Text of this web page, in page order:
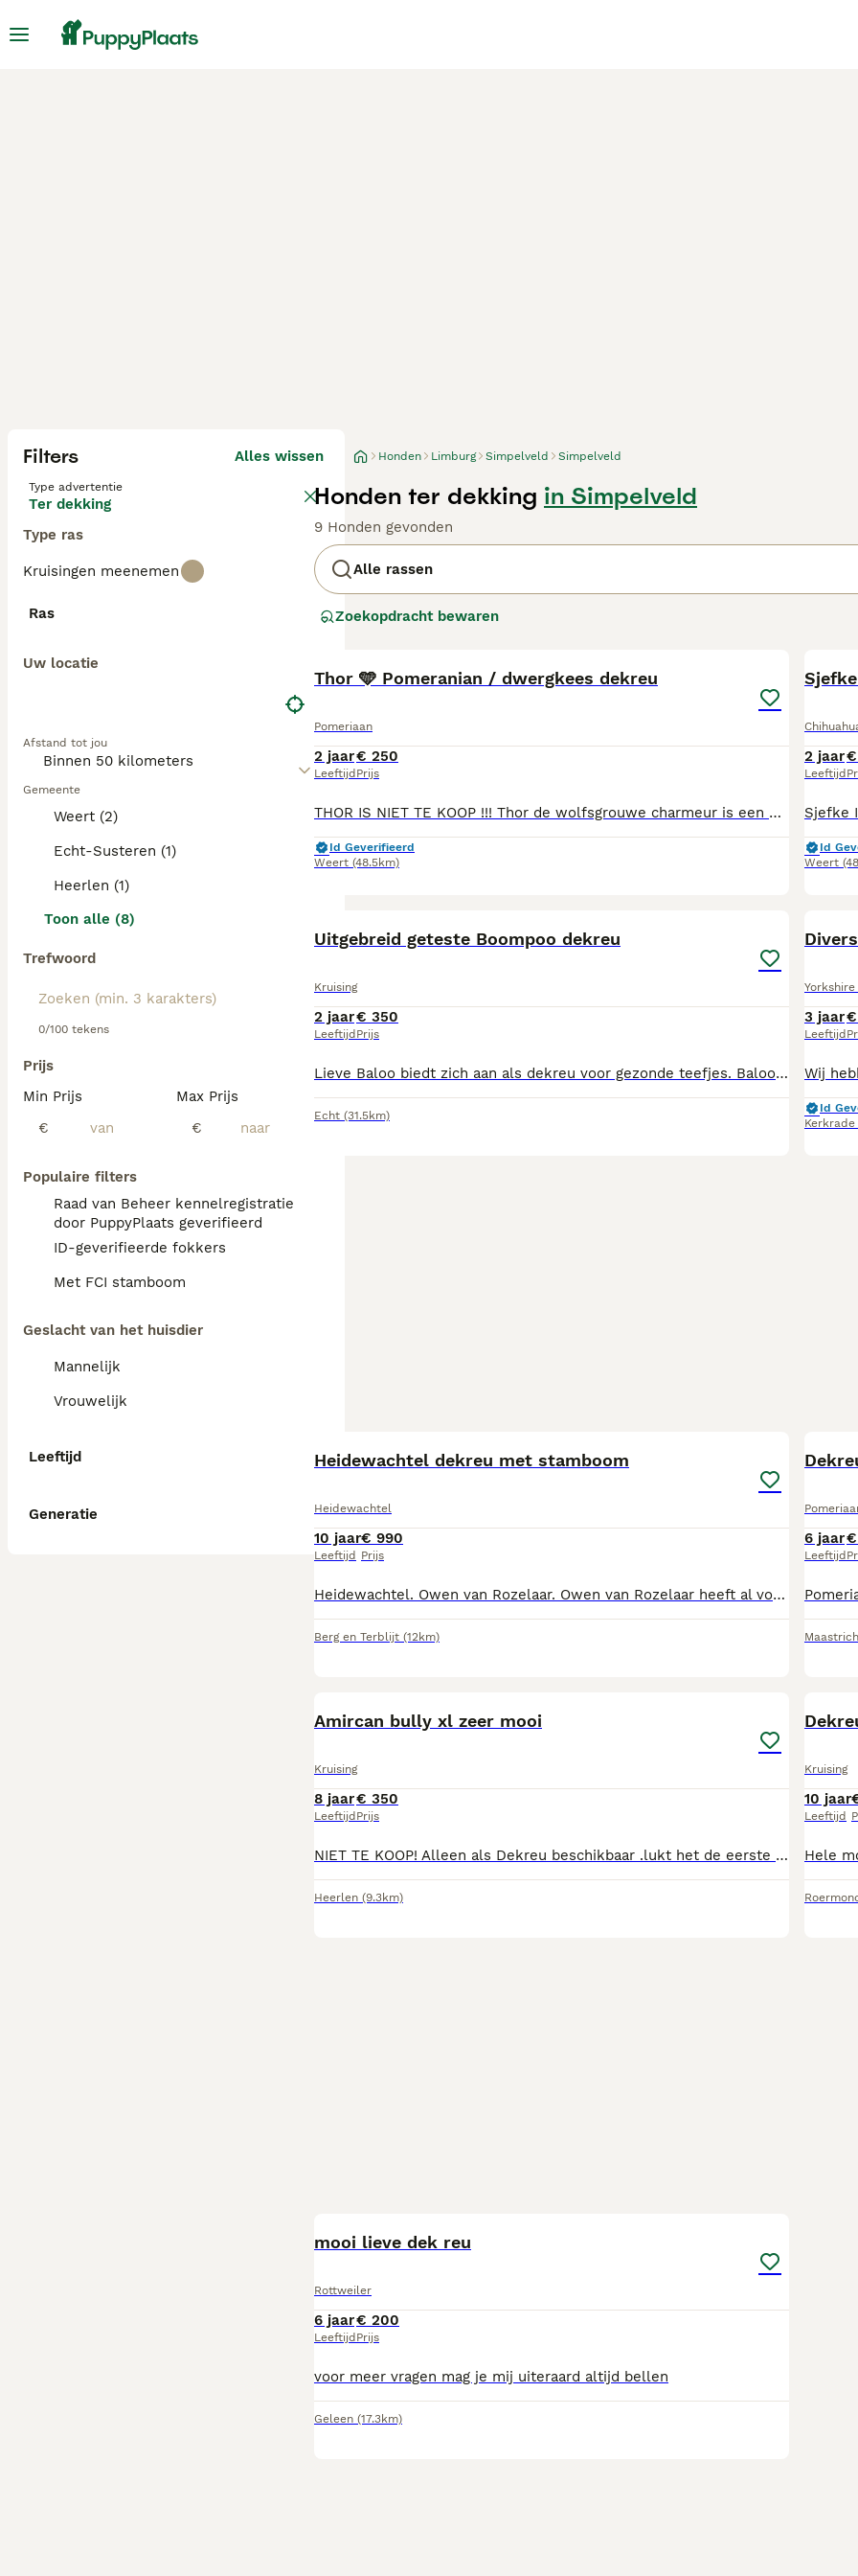
Filters Alles wissen
Type advertentie
Ter dekking
Type ras
Kruisingen meenemen
Ras
Uw locatie
Afstand tot jou
Gemeente
Weert (2)
Echt-Susteren (1)
Heerlen (1)
Toon alle (8)
Trefwoord
0/100 tekens
Prijs
Min Prijs
€
Max Prijs
€
Populaire filters
Raad van Beheer kennelregistratie
door PuppyPlaats geverifieerd
ID-geverifieerde fokkers
Met FCI stamboom
Geslacht van het huisdier
Mannelijk
Vrouwelijk
Leeftijd
Generatie
Honden Limburg Simpelveld Simpelveld
Honden ter dekking in Simpelveld
9 Honden gevonden
Alle rassen
Zoekopdracht bewaren
Thor 🩵 Pomeranian / dwergkees dekreu
Pomeriaan
2 jaar
Leeftijd
€ 250
Prijs
THOR IS NIET TE KOOP !!! Thor de wolfsgrouwe charmeur is een Pomeranian/Dwergkees en is met trots beschikbaar als dekreu voor gezonde, geteste en liefdevolle teefjes (niet te koop). Algemene info over Thor: - Hij weegt 3 kg en heeft een schofthoogte van 29 cm. - beschikt over een perfect 6x6 schaargebit - Getest op: patella luxatie / cm/sm scores zijn 0-0 / Embark DNA-profiel (ras, kleur en 250 genetische aandoeningen) - Thor's vachtkleur omvat wolfsgrijs en draagt de kleure agouti, crème, rood, sable, brindle en meer, en hij is merle-vrij. Alle relevante testresultaten zijn op verzoek in te zien. Als een dame komt om te date mag dit op de 10/12de dag of 11/13de dag van de loopsheid. Bij leegblijven (aantoonbaar door dierenards mag de dame de eerstvolgende loopsheid gratis trug komen voor een herdekking. U kunt ons bereiken via: Telefoon/WhatsApp: 31630059965 Facebook: Louisa Het-Woefke.NL Instagram: Het-Woefke.NL Website: www. Het-woefke .nl
Id Geverifieerd
Weert (48.5km)
2 jaar
Leeftijd
Id
Weert
Uitgebreid geteste Boompoo dekreu
Kruising
2 jaar
Leeftijd
€ 350
Prijs
Lieve Baloo biedt zich aan als dekreu voor gezonde teefjes. Baloo is een Boompoo, zijn moeder is een Biewer-Boomer en zijn vader een toy poedel. Zijn schofthoogte is 29 cm en hij weegt 6,5 kg. Baloo heeft een super fijn en open karakter. Baloo heeft uitgebreid testen ondergaan en hij is volledig gezond verklaard. De uitslagen zijn natuurlijk in te zien. ECVO ogentest DNA getest via Embark HD A (vrij) ED vrij Patella luxatie vrij IC vrij (FF) Ee BB KbKy atat Ssp Baloo heeft een FGH stamboom. Ik geef dekgarantie, mocht uw teefje toch niet drachtig blijken met bewijs van de dierenarts, mag u met hetzelfde teefje bij de volgende loopsheid opnieuw laten dekken.
Echt (31.5km)
3 jaar
Leeftijd
Id
Kerkrade
Heidewachtel dekreu met stamboom
Heidewachtel
10 jaar
Leeftijd
€ 990
Prijs
Heidewachtel. Owen van Rozelaar. Owen van Rozelaar heeft al voor drie gezonde nestjes gezorgd. Hij heeft een uitstekend jachtinstinct. Hij komt uit een voortreffelijke lijn. Hij heeft een stamboom en ecvo oogonderzoek en HD onderzoek. Staat geregistreerd bij het raad van beheer.
Berg en Terblijt (12km)
6 jaar
Leeftijd
Amircan bully xl zeer mooi
Kruising
8 jaar
Leeftijd
€ 350
Prijs
NIET TE KOOP! Alleen als Dekreu beschikbaar .lukt het de eerste keer niet proberen we het opnieuw Deking enkel en alleen met het zelfde ras/soort Heeft geen stamboom Foto,s spreken voorzig! Bij vragen of afspraak. kun je mij bellen
Heerlen (9.3km)
Kruising
10 jaar
Leeftijd
mooi lieve dek reu
Rottweiler
6 jaar
Leeftijd
€ 200
Prijs
voor meer vragen mag je mij uiteraard altijd bellen
Geleen (17.3km)